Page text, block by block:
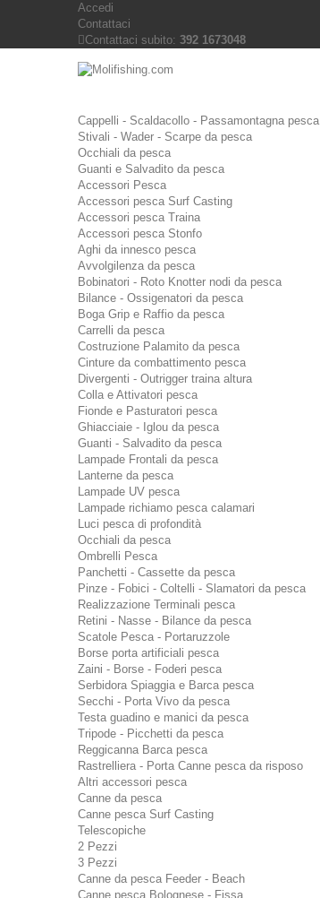
Accedi
Contattaci
Contattaci subito: 392 1673048
Cappelli - Scaldacollo - Passamontagna pesca
Stivali - Wader - Scarpe da pesca
Occhiali da pesca
Guanti e Salvadito da pesca
Accessori Pesca
Accessori pesca Surf Casting
Accessori pesca Traina
Accessori pesca Stonfo
Aghi da innesco pesca
Avvolgilenza da pesca
Bobinatori - Roto Knotter nodi da pesca
Bilance - Ossigenatori da pesca
Boga Grip e Raffio da pesca
Carrelli da pesca
Costruzione Palamito da pesca
Cinture da combattimento pesca
Divergenti - Outrigger traina altura
Colla e Attivatori pesca
Fionde e Pasturatori pesca
Ghiacciaie - Iglou da pesca
Guanti - Salvadito da pesca
Lampade Frontali da pesca
Lanterne da pesca
Lampade UV pesca
Lampade richiamo pesca calamari
Luci pesca di profondità
Occhiali da pesca
Ombrelli Pesca
Panchetti - Cassette da pesca
Pinze - Fobici - Coltelli - Slamatori da pesca
Realizzazione Terminali pesca
Retini - Nasse - Bilance da pesca
Scatole Pesca - Portaruzzole
Borse porta artificiali pesca
Zaini - Borse - Foderi pesca
Serbidora Spiaggia e Barca pesca
Secchi - Porta Vivo da pesca
Testa guadino e manici da pesca
Tripode - Picchetti da pesca
Reggicanna Barca pesca
Rastrelliera - Porta Canne pesca da risposo
Altri accessori pesca
Canne da pesca
Canne pesca Surf Casting
Telescopiche
2 Pezzi
3 Pezzi
Canne da pesca Feeder - Beach
Canne pesca Bolognese - Fissa